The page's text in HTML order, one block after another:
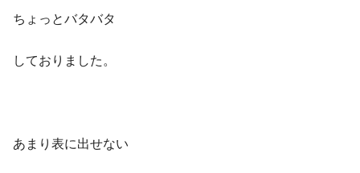
ちょっとバタバタ
しておりました。
あまり表に出せない